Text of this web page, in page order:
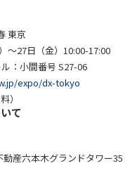
東京
27日（金）10:00-17:00
間番号 S27-06
expo/dx-tokyo
）
て
産六本木グランドタワー35